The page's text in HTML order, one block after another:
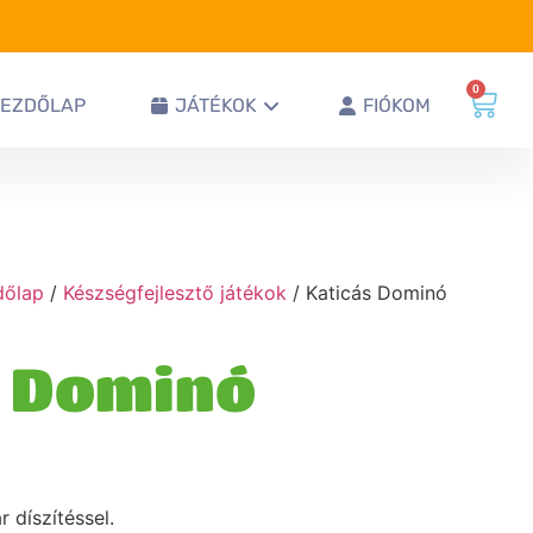
JÁTÉKOK FIÓKOM
0
/ Készségfejlesztő játékok / Katicás Dominó
díszítéssel.